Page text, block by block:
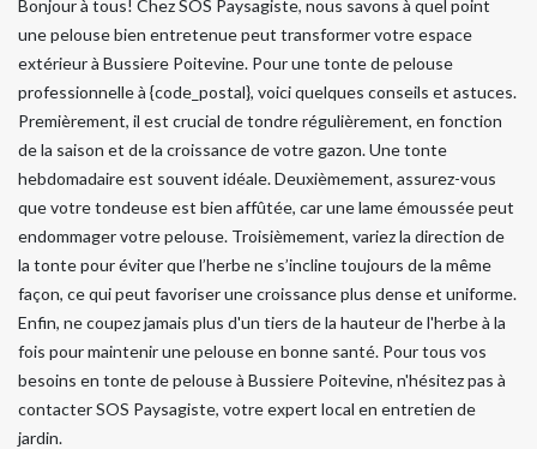
Bonjour à tous! Chez SOS Paysagiste, nous savons à quel point
une pelouse bien entretenue peut transformer votre espace
extérieur à Bussiere Poitevine. Pour une tonte de pelouse
professionnelle à {code_postal}, voici quelques conseils et astuces.
Premièrement, il est crucial de tondre régulièrement, en fonction
de la saison et de la croissance de votre gazon. Une tonte
hebdomadaire est souvent idéale. Deuxièmement, assurez-vous
que votre tondeuse est bien affûtée, car une lame émoussée peut
endommager votre pelouse. Troisièmement, variez la direction de
la tonte pour éviter que l’herbe ne s’incline toujours de la même
façon, ce qui peut favoriser une croissance plus dense et uniforme.
Enfin, ne coupez jamais plus d'un tiers de la hauteur de l'herbe à la
fois pour maintenir une pelouse en bonne santé. Pour tous vos
besoins en tonte de pelouse à Bussiere Poitevine, n'hésitez pas à
contacter SOS Paysagiste, votre expert local en entretien de
jardin.